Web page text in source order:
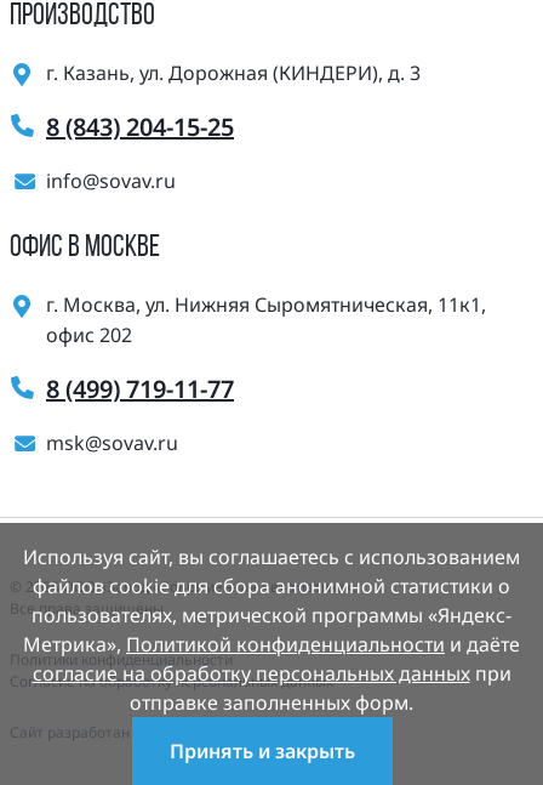
ПРОИЗВОДСТВО
г. Казань, ул. Дорожная (КИНДЕРИ), д. 3
8 (843) 204-15-25
info@sovav.ru
ОФИС В МОСКВЕ
г. Москва, ул. Нижняя Сыромятническая, 11к1,
офис 202
8 (499) 719-11-77
msk@sovav.ru
© 2025 ООО «Завод «Современная Автоматика».
Все права защищены.
Политики конфиденциальности
Согласие на обработку персональных данных
Cайт разработан
Используя сайт, вы соглашаетесь с использованием
файлов cookie для сбора анонимной статистики о
пользователях, метрической программы «Яндекс-
Метрика», Политикой конфиденциальности и даёте
согласие на обработку персональных данныхпри
отправке заполненных форм.
Принять и закрыть